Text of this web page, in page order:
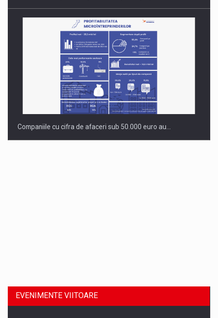
Companiile cu cifra de afaceri sub 50.000 euro au…
EVENIMENTE VIITOARE